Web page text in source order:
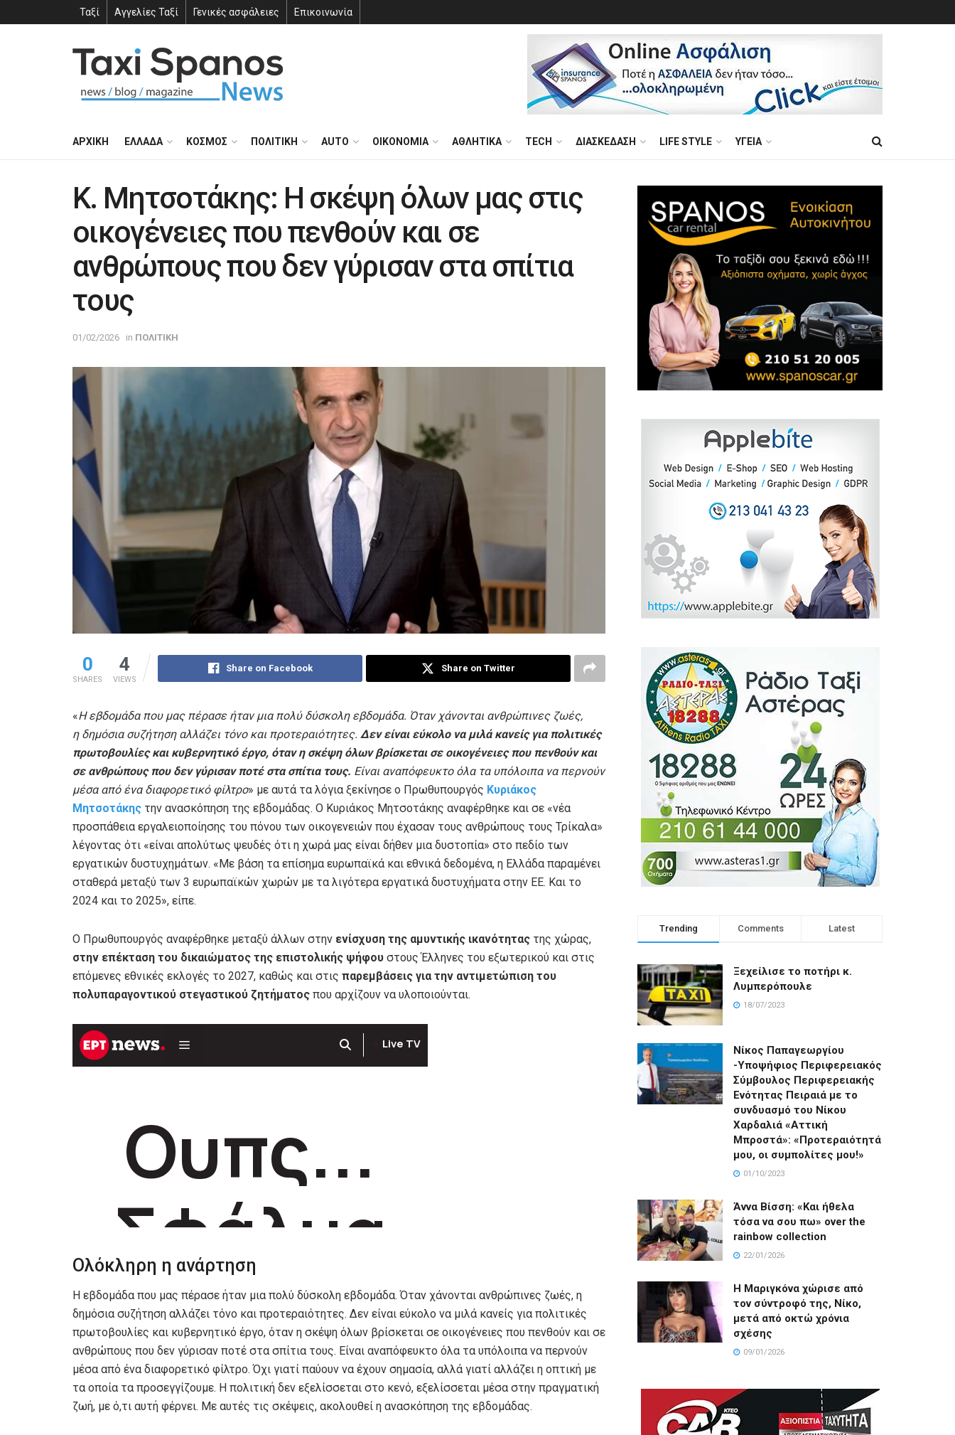
Ταξί Αγγελίες Ταξί Γενικές ασφάλειες Επικοινωνία
ΑΡΧΙΚΗ ΕΛΛΑΔΑ ΚΟΣΜΟΣ ΠΟΛΙΤΙΚΗ AUTO ΟΙΚΟΝΟΜΙΑ ΑΘΛΗΤΙΚΑ TECH ΔΙΑΣΚΕΔΑΣΗ LIFE STYLE ΥΓΕΙΑ
Κ. Μητσοτάκης: Η σκέψη όλων μας στις
οικογένειες που πενθούν και σε
ανθρώπους που δεν γύρισαν στα σπίτια
τους
01/02/2026 in ΠΟΛΙΤΙΚΗ
0
SHARES
4
VIEWS
Share on Facebook Share on Twitter
«Η εβδομάδα που μας πέρασε ήταν μια πολύ δύσκολη εβδομάδα. Όταν χάνονται ανθρώπινες ζωές,
η δημόσια συζήτηση αλλάζει τόνο και προτεραιότητες. Δεν είναι εύκολο να μιλά κανείς για πολιτικές
πρωτοβουλίες και κυβερνητικό έργο, όταν η σκέψη όλων βρίσκεται σε οικογένειες που πενθούν και
σε ανθρώπους που δεν γύρισαν ποτέ στα σπίτια τους. Είναι αναπόφευκτο όλα τα υπόλοιπα να περνούν
μέσα από ένα διαφορετικό φίλτρο» με αυτά τα λόγια ξεκίνησε ο Πρωθυπουργός Κυριάκος
Μητσοτάκης την ανασκόπηση της εβδομάδας. Ο Κυριάκος Μητσοτάκης αναφέρθηκε και σε «νέα
προσπάθεια εργαλειοποίησης του πόνου των οικογενειών που έχασαν τους ανθρώπους τους Τρίκαλα»
λέγοντας ότι «είναι απολύτως ψευδές ότι η χωρά μας είναι δήθεν μια δυστοπία» στο πεδίο των
εργατικών δυστυχημάτων. «Με βάση τα επίσημα ευρωπαϊκά και εθνικά δεδομένα, η Ελλάδα παραμένει
σταθερά μεταξύ των 3 ευρωπαϊκών χωρών με τα λιγότερα εργατικά δυστυχήματα στην ΕΕ. Και το
2024 και το 2025», είπε.
Ο Πρωθυπουργός αναφέρθηκε μεταξύ άλλων στην ενίσχυση της αμυντικής ικανότητας της χώρας,
στην επέκταση του δικαιώματος της επιστολικής ψήφου στους Έλληνες του εξωτερικού και στις
επόμενες εθνικές εκλογές το 2027, καθώς και στις παρεμβάσεις για την αντιμετώπιση του
πολυπαραγοντικού στεγαστικού ζητήματος που αρχίζουν να υλοποιούνται.
Ολόκληρη η ανάρτηση
Η εβδομάδα που μας πέρασε ήταν μια πολύ δύσκολη εβδομάδα. Όταν χάνονται ανθρώπινες ζωές, η
δημόσια συζήτηση αλλάζει τόνο και προτεραιότητες. Δεν είναι εύκολο να μιλά κανείς για πολιτικές
πρωτοβουλίες και κυβερνητικό έργο, όταν η σκέψη όλων βρίσκεται σε οικογένειες που πενθούν και σε
ανθρώπους που δεν γύρισαν ποτέ στα σπίτια τους. Είναι αναπόφευκτο όλα τα υπόλοιπα να περνούν
μέσα από ένα διαφορετικό φίλτρο. Όχι γιατί παύουν να έχουν σημασία, αλλά γιατί αλλάζει η οπτική με
τα οποία τα προσεγγίζουμε. Η πολιτική δεν εξελίσσεται στο κενό, εξελίσσεται μέσα στην πραγματική
ζωή, με ό,τι αυτή φέρνει. Με αυτές τις σκέψεις, ακολουθεί η ανασκόπηση της εβδομάδας.
Trending Comments Latest
Ξεχείλισε το ποτήρι κ.
Λυμπερόπουλε
18/07/2023
Νίκος Παπαγεωργίου
-Υποψήφιος Περιφερειακός
Σύμβουλος Περιφερειακής
Ενότητας Πειραιά με το
συνδυασμό του Νίκου
Χαρδαλιά «Αττική
Μπροστά»: «Προτεραιότητά
μου, οι συμπολίτες μου!»
01/10/2023
Άννα Βίσση: «Και ήθελα
τόσα να σου πω» over the
rainbow collection
22/01/2026
Η Μαριγκόνα χώρισε από
τον σύντροφό της, Νίκο,
μετά από οκτώ χρόνια
σχέσης
09/01/2026